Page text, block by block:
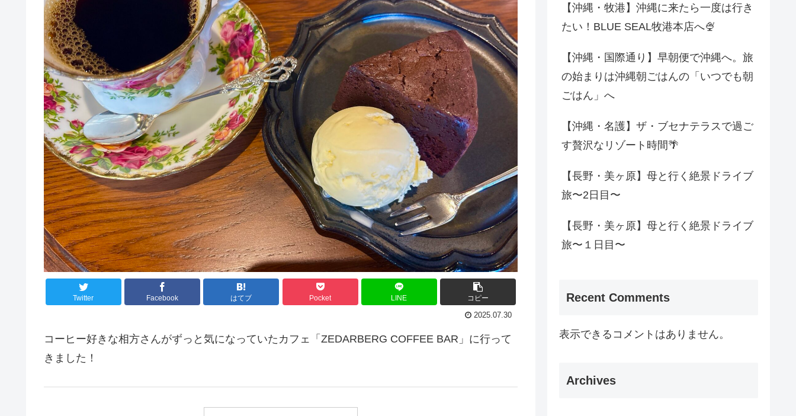
Twitter Facebook はてブ Pocket LINE コピー
2025.07.30
コーヒー好きな相方さんがずっと気になっていたカフェ「ZEDARBERG COFFEE BAR」に行って
きました！
【沖縄・牧港】沖縄に来たら一度は行き
たい！BLUE SEAL牧港本店へ🍨
【沖縄・国際通り】早朝便で沖縄へ。旅
の始まりは沖縄朝ごはんの「いつでも朝
ごはん」へ
【沖縄・名護】ザ・ブセナテラスで過ご
す贅沢なリゾート時間🌴
【長野・美ヶ原】母と行く絶景ドライブ
旅〜2日目〜
【長野・美ヶ原】母と行く絶景ドライブ
旅〜１日目〜
Recent Comments
表示できるコメントはありません。
Archives